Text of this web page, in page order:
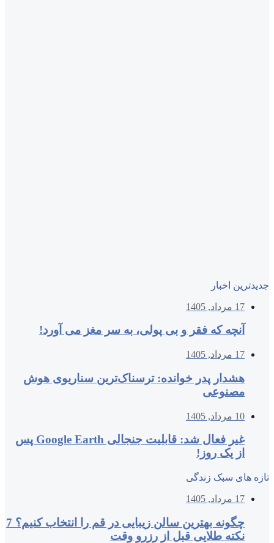
جدیدترین اخبار
17 مرداد, 1405
آنچه که فقر و بی‌ پولی، به سر مغز می‌ آورد!
17 مرداد, 1405
هشدار پدر خوانده: ترسناک‌ترین سناریوی هوش
مصنوعی
10 مرداد, 1405
غیر فعال شد: قابلیت جنجالی Google Earth پس
از یک روز!
تازه های سبک زندگی
17 مرداد, 1405
چگونه بهترین سالن زیبایی در قم را انتخاب کنیم؟ 7
نکته طلایی قبل از رزرو وقت